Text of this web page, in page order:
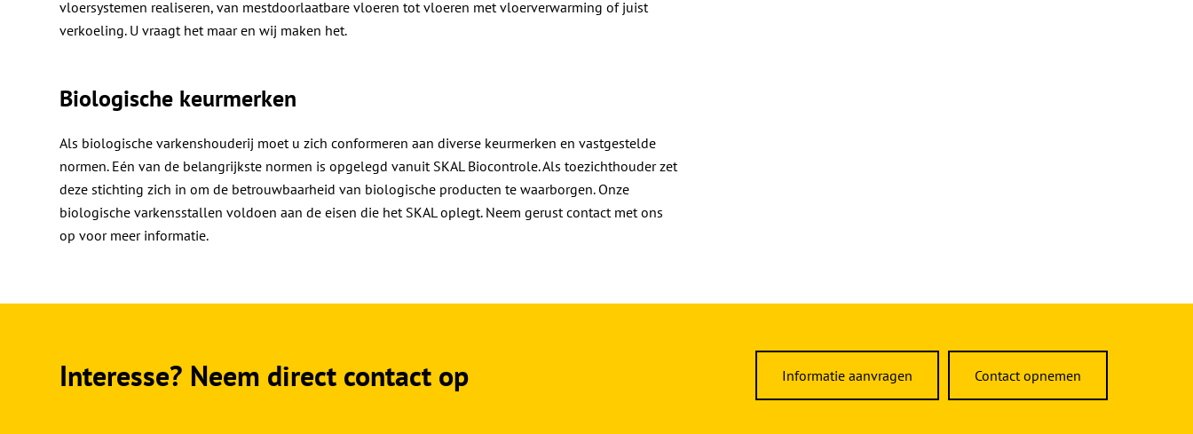
vloersystemen realiseren, van mestdoorlaatbare vloeren tot vloeren met vloerverwarming of juist
verkoeling. U vraagt het maar en wij maken het.
Biologische keurmerken
Als biologische varkenshouderij moet u zich conformeren aan diverse keurmerken en vastgestelde
normen. Eén van de belangrijkste normen is opgelegd vanuit SKAL Biocontrole. Als toezichthouder zet
deze stichting zich in om de betrouwbaarheid van biologische producten te waarborgen. Onze
biologische varkensstallen voldoen aan de eisen die het SKAL oplegt. Neem gerust contact met ons
op voor meer informatie.
Interesse? Neem direct contact op Informatie aanvragen Contact opnemen